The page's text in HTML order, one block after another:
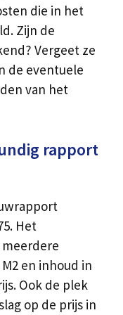
die in het
Zijn de
Vergeet ze
de eventuele
van het
rapport
Het
en inhoud in
Ook de plek
op de prijs in